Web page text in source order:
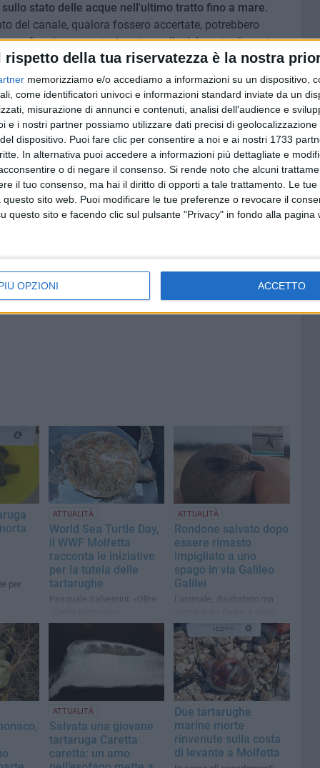
rispetto della tua riservatezza è la nostra
memorizziamo e/o accediamo a informazioni su un dispositivo,
come identificatori univoci e informazioni standard inviate da un
misurazione di annunci e contenuti, analisi dell'audience e
e i nostri partner possiamo utilizzare dati precisi di
dispositivo. Puoi fare clic per consentire a noi e ai nostri 1733
In alternativa puoi accedere a informazioni più dettagliate e
o di negare il consenso. Si rende noto che alcuni
il tuo consenso, ma hai il diritto di opporti a tale trattamento. Le
sito web. Puoi modificare le tue preferenze o revocare il
questo sito e facendo clic sul pulsante "Privacy" in fondo alla pagina
OPZIONI ACCETTO
stato delle acque nell'ultimo tratto fino a mare.
del canale, qualora fossero accertate, potrebbero
conformi e non autorizzati, a valle del punto di scarico
dell'ente.
comunicato in passato, anche recentemente,scarica
si evince dalle determinazioni analitiche di Arpa
stessa Agenzia presso l'impianto di depurazione,
da Acquedotto Pugliese sui campioni di
dall'Olimpia Bitonto: nuova sfida
per il bomber di Molfetta
per
ATTUALITÀ
World Sea Turtle Day,
il WWF Molfetta
racconta le iniziative
per la tutela delle
tartarughe
Pasquale Salvemini: «Oltre
recuperate in 25 anni grazie
ATTUALITÀ
Rondone salvato dopo
essere rimasto
impigliato a uno
spago in via Galileo
Galilei
L'animale, disidratato ma
recuperato e rimesso in
libertà dopo le cure
necessarie
ATTUALITÀ
Salvata una giovane
tartaruga Caretta
caretta: un amo
Due tartarughe
marine morte
rinvenute sulla costa
di levante a Molfetta